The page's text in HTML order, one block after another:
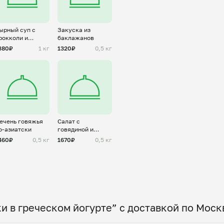
суп с
и
1 кг
Закуска из
баклажанов
1320₽
0,5 кг
говяжья
азиатски
0,5 кг
Салат с
говядиной и
овощами
1670₽ 0,5 кг
в греческом йогурте” с доставкой по